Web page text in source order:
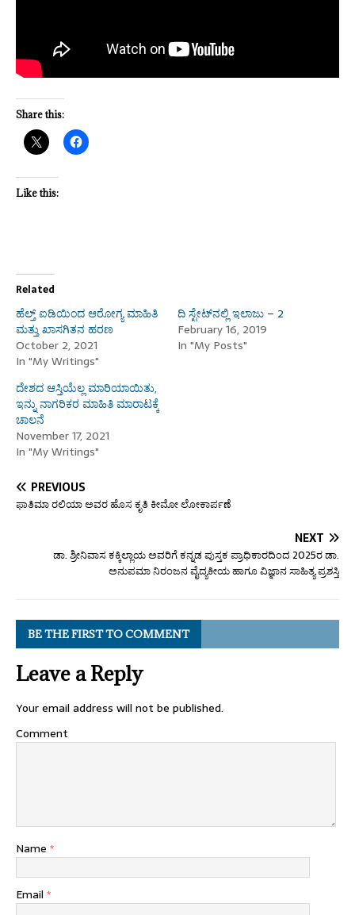
Share this:
Like this:
Related
ಹೆಲ್ತ್ ಐಡಿಯಿಂದ ಆರೋಗ್ಯ ಮಾಹಿತಿ
ಮತ್ತು ಖಾಸಗಿತನ ಹರಣ
October 2, 2021
In "My Writings"
ದಿ ಸ್ಟೇಟ್‌ನಲ್ಲಿ ಇಲಾಜು – 2
February 16, 2019
In "My Posts"
ದೇಶದ ಆಸ್ತಿಯೆಲ್ಲ ಮಾರಿಯಾಯಿತು,
ಇನ್ನು ನಾಗರಿಕರ ಮಾಹಿತಿ ಮಾರಾಟಕ್ಕೆ
ಚಾಲನೆ
November 17, 2021
In "My Writings"
PREVIOUS
ಫಾತಿಮಾ ರಲಿಯಾ ಅವರ ಹೊಸ ಕೃತಿ ಕೀಮೋ ಲೋಕಾರ್ಪಣೆ
NEXT
ಡಾ. ಶ್ರೀನಿವಾಸ ಕಕ್ಕಿಲ್ಲಾಯ ಅವರಿಗೆ ಕನ್ನಡ ಪುಸ್ತಕ ಪ್ರಾಧಿಕಾರದಿಂದ 2025ರ ಡಾ.
ಅನುಪಮಾ ನಿರಂಜನ ವೈದ್ಯಕೀಯ ಹಾಗೂ ವಿಜ್ಞಾನ ಸಾಹಿತ್ಯ ಪ್ರಶಸ್ತಿ
BE THE FIRST TO COMMENT
Leave a Reply
Your email address will not be published.
Comment
Name *
Email *